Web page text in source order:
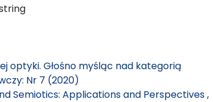
optyki. Głośno myśląc nad kategorią
Nr 7 (2020)
Semiotics: Applications and Perspectives,